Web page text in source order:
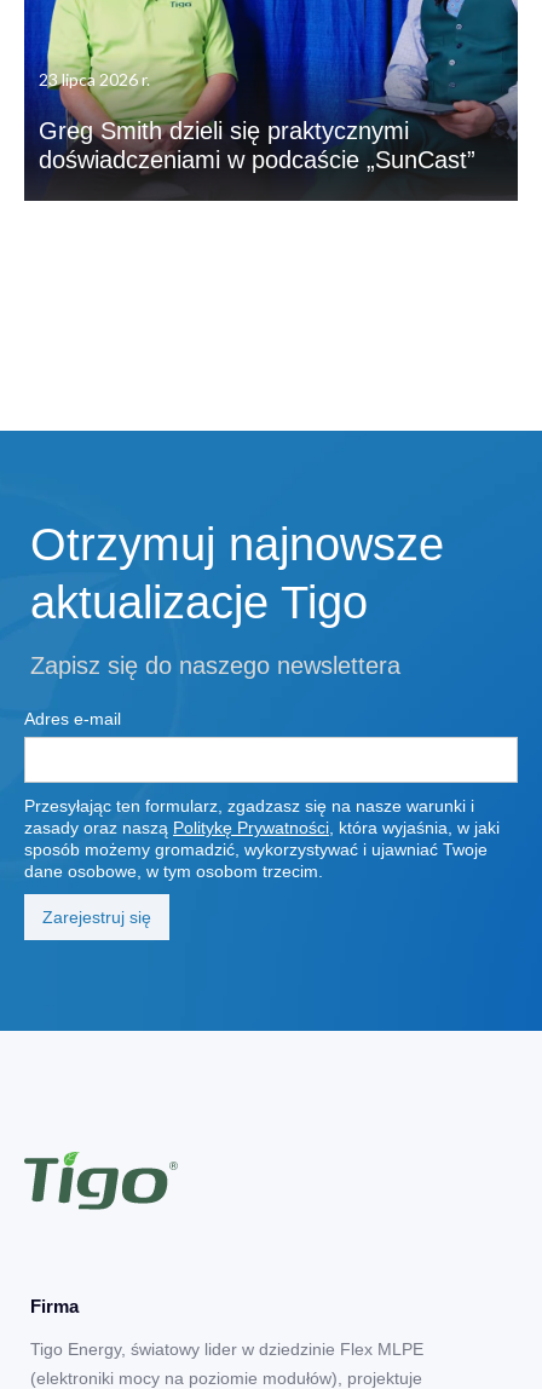
23 lipca 2026 r.
Greg Smith dzieli się praktycznymi
doświadczeniami w podcaście „SunCast”
Otrzymuj najnowsze
aktualizacje Tigo
Zapisz się do naszego newslettera
Adres e-mail
Przesyłając ten formularz, zgadzasz się na nasze warunki i
zasady oraz naszą Politykę Prywatności , która wyjaśnia, w jaki
sposób możemy gromadzić, wykorzystywać i ujawniać Twoje
dane osobowe, w tym osobom trzecim.
Firma
Tigo Energy, światowy lider w dziedzinie Flex MLPE
(elektroniki mocy na poziomie modułów), projektuje